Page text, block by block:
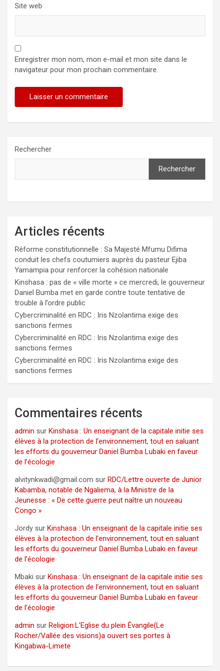
Site web
Enregistrer mon nom, mon e-mail et mon site dans le
navigateur pour mon prochain commentaire.
Rechercher
Rechercher
Articles récents
Réforme constitutionnelle : Sa Majesté Mfumu Difima
conduit les chefs coutumiers auprès du pasteur Ejiba
Yamampia pour renforcer la cohésion nationale
Kinshasa : pas de « ville morte » ce mercredi, le gouverneur
Daniel Bumba met en garde contre toute tentative de
trouble à l’ordre public
Cybercriminalité en RDC : Iris Nzolantima exige des
sanctions fermes
Cybercriminalité en RDC : Iris Nzolantima exige des
sanctions fermes
Cybercriminalité en RDC : Iris Nzolantima exige des
sanctions fermes
Commentaires récents
admin sur Kinshasa : Un enseignant de la capitale initie ses
élèves à la protection de l’environnement, tout en saluant
les efforts du gouverneur Daniel Bumba Lubaki en faveur
de l’écologie
alvitynkwadi@gmail.com sur RDC/Lettre ouverte de Junior
Kabamba, notable de Ngaliema, à la Ministre de la
Jeunesse : « De cette guerre peut naître un nouveau
Congo »
Jordy sur Kinshasa : Un enseignant de la capitale initie ses
élèves à la protection de l’environnement, tout en saluant
les efforts du gouverneur Daniel Bumba Lubaki en faveur
de l’écologie
Mbaki sur Kinshasa : Un enseignant de la capitale initie ses
élèves à la protection de l’environnement, tout en saluant
les efforts du gouverneur Daniel Bumba Lubaki en faveur
de l’écologie
admin sur Religion:L’Eglise du plein Évangile(Le
Rocher/Vallée des visions)a ouvert ses portes à
Kingabwa-Limete